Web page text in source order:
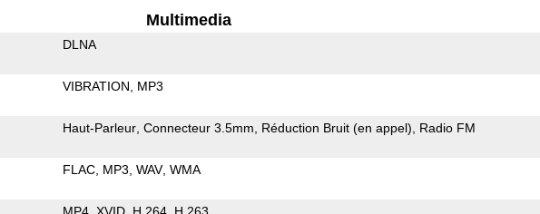
Multimedia
DLNA
VIBRATION MP3
Haut-Parleur Connecteur 3.5mm Réduction Bruit (en appel) Radio FM
FLAC MP3 WAV WMA
MP4 XVID H.264 H.263